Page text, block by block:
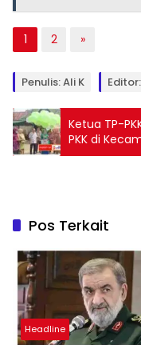
1 2 »
Penulis: Ali K
Ketua TP-
PKK di
Pos Terkait
Headline